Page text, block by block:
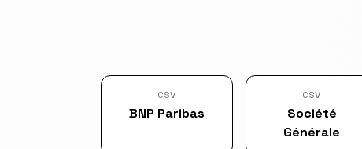
CSV
BNP Paribas
CSV
Société
Générale